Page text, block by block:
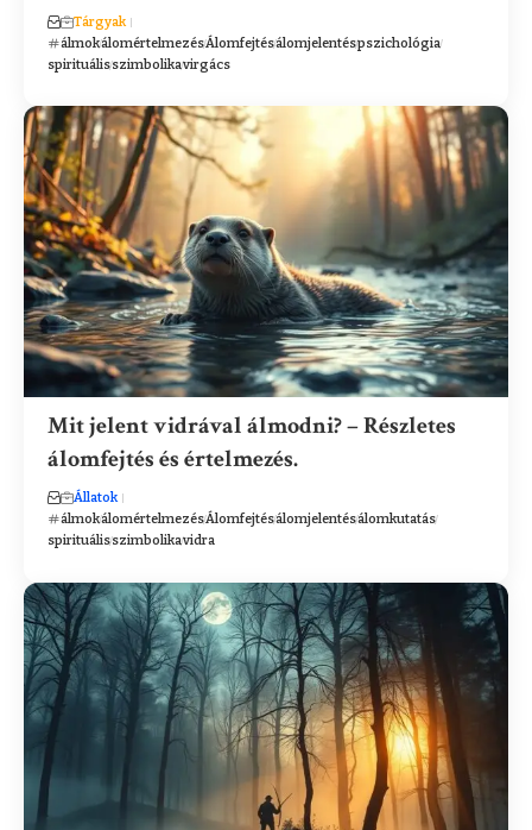
Tárgyak
álmokálomértelmezésÁlomfejtésálomjelentéspszichológia
spirituálisszimbolikavirgács
Mit jelent vidrával álmodni? – Részletes
álomfejtés és értelmezés.
Állatok
álmokálomértelmezésÁlomfejtésálomjelentésálomkutatás
spirituálisszimbolikavidra